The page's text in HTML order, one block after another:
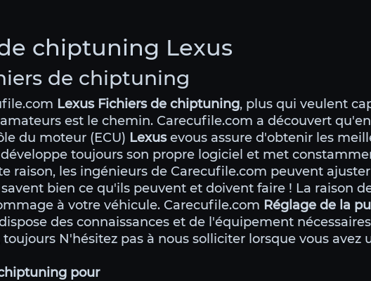
chiptuning Lexus
de chiptuning
Lexus Fichiers de chiptuning, plus qui veulent
est le chemin. Carecufile.com a découvert
du moteur (ECU) Lexusevous assure d'obtenir les
toujours son propre logiciel et met
raison, les ingénieurs de Carecufile.com peuvent
bien ce qu'ils peuvent et doivent faire ! La raison
à votre véhicule. Carecufile.com Réglage de la
des connaissances et de l'équipement
toujours N'hésitez pas à nous solliciter lorsque vous avez
pour